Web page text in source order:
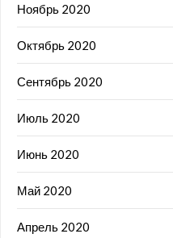
Ноябрь 2020
Октябрь 2020
Сентябрь 2020
Июль 2020
Июнь 2020
Май 2020
Апрель 2020